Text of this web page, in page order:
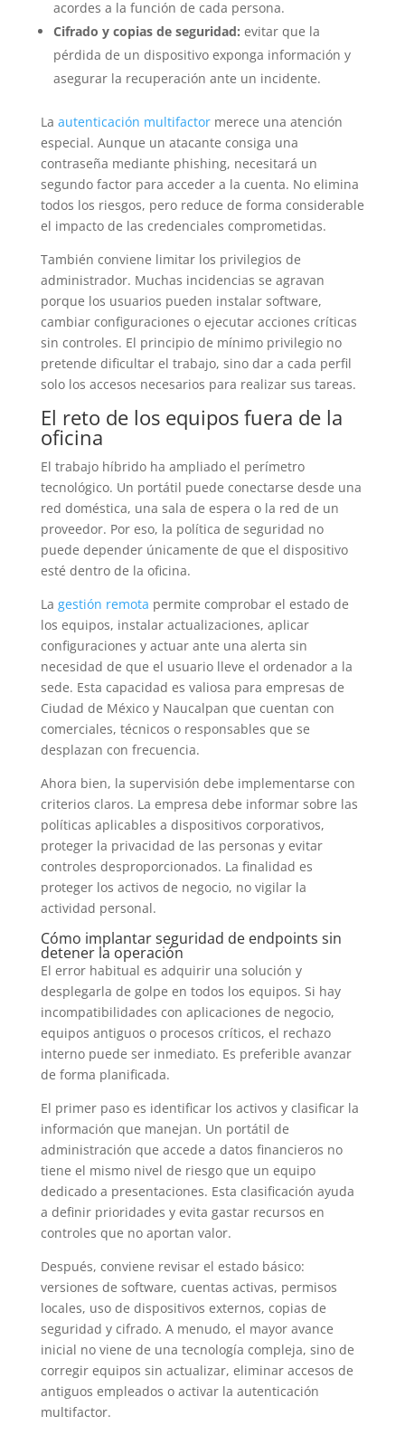
acordes a la función de cada persona.
Cifrado y copias de seguridad: evitar que la
pérdida de un dispositivo exponga información y
asegurar la recuperación ante un incidente.
La autenticación multifactormerece una atención
especial. Aunque un atacante consiga una
contraseña mediante phishing, necesitará un
segundo factor para acceder a la cuenta. No elimina
todos los riesgos, pero reduce de forma considerable
el impacto de las credenciales comprometidas.
También conviene limitar los privilegios de
administrador. Muchas incidencias se agravan
porque los usuarios pueden instalar software,
cambiar configuraciones o ejecutar acciones críticas
sin controles. El principio de mínimo privilegio no
pretende dificultar el trabajo, sino dar a cada perfil
solo los accesos necesarios para realizar sus tareas.
El reto de los equipos fuera de la
oficina
El trabajo híbrido ha ampliado el perímetro
tecnológico. Un portátil puede conectarse desde una
red doméstica, una sala de espera o la red de un
proveedor. Por eso, la política de seguridad no
puede depender únicamente de que el dispositivo
esté dentro de la oficina.
La gestión remota permite comprobar el estado de
los equipos, instalar actualizaciones, aplicar
configuraciones y actuar ante una alerta sin
necesidad de que el usuario lleve el ordenador a la
sede. Esta capacidad es valiosa para empresas de
Ciudad de México y Naucalpan que cuentan con
comerciales, técnicos o responsables que se
desplazan con frecuencia.
Ahora bien, la supervisión debe implementarse con
criterios claros. La empresa debe informar sobre las
políticas aplicables a dispositivos corporativos,
proteger la privacidad de las personas y evitar
controles desproporcionados. La finalidad es
proteger los activos de negocio, no vigilar la
actividad personal.
Cómo implantar seguridad de endpoints sin
detener la operación
El error habitual es adquirir una solución y
desplegarla de golpe en todos los equipos. Si hay
incompatibilidades con aplicaciones de negocio,
equipos antiguos o procesos críticos, el rechazo
interno puede ser inmediato. Es preferible avanzar
de forma planificada.
El primer paso es identificar los activos y clasificar la
información que manejan. Un portátil de
administración que accede a datos financieros no
tiene el mismo nivel de riesgo que un equipo
dedicado a presentaciones. Esta clasificación ayuda
a definir prioridades y evita gastar recursos en
controles que no aportan valor.
Después, conviene revisar el estado básico:
versiones de software, cuentas activas, permisos
locales, uso de dispositivos externos, copias de
seguridad y cifrado. A menudo, el mayor avance
inicial no viene de una tecnología compleja, sino de
corregir equipos sin actualizar, eliminar accesos de
antiguos empleados o activar la autenticación
multifactor.